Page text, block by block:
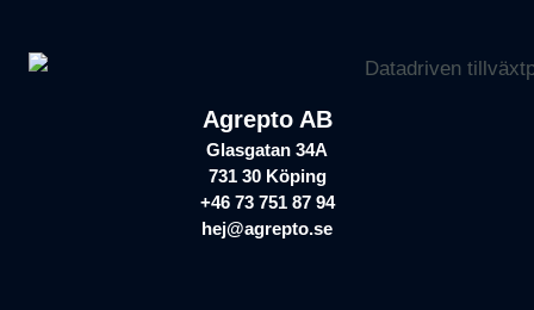
Agrepto AB
Glasgatan 34A
731 30 Köping
+46 73 751 87 94
hej@agrepto.se